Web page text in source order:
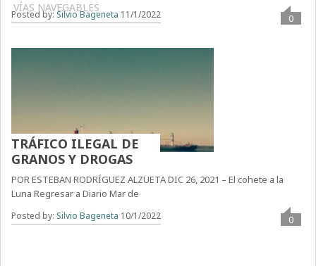
VÍAS NAVEGABLES
Posted by:Silvio Bageneta 11/1/2022 0
TRÁFICO ILEGAL DE
GRANOS Y DROGAS
POR ESTEBAN RODRÍGUEZ ALZUETA DIC 26, 2021 – El cohete a la
Luna Regresar a Diario Mar de
Posted by: Silvio Bageneta 10/1/2022 0